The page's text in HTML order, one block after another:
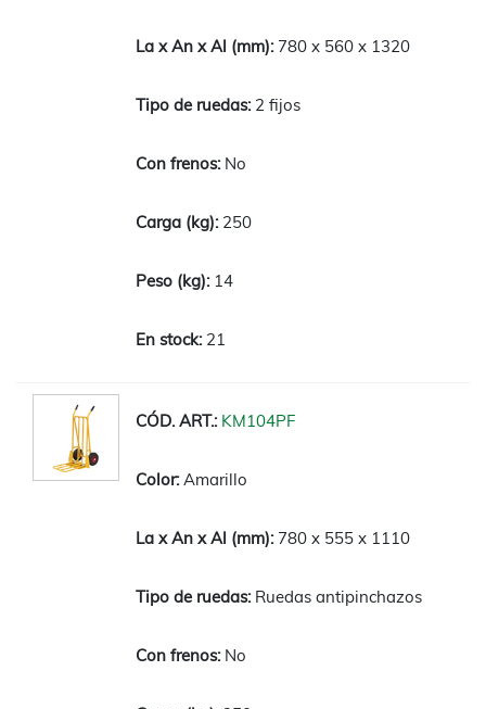
780 x 560 x 1320
2 fijos
No
250
14
21
KM104PF
Amarillo
780 x 555 x 1110
Ruedas antipinchazos
No